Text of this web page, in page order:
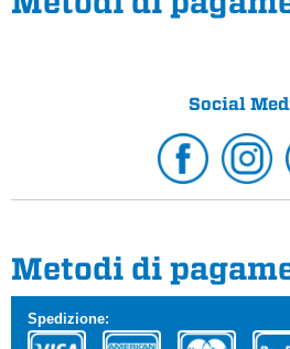
Social
Metodi di
Spedizione: